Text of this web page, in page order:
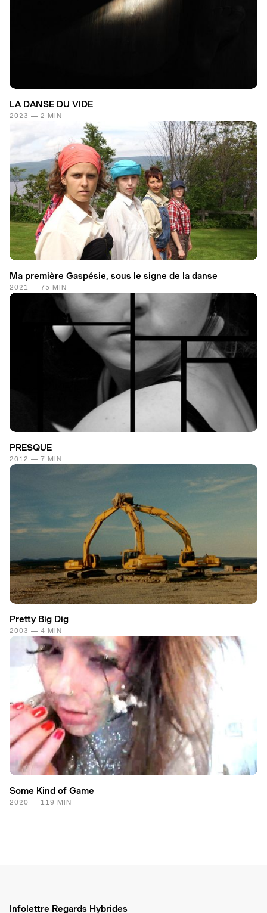
LA DANSE DU VIDE
2023 — 2 MIN
Ma première Gaspésie, sous le signe de la danse
2021 — 75 MIN
PRESQUE
2012 — 7 MIN
Pretty Big Dig
2003 — 4 MIN
Some Kind of Game
2020 — 119 MIN
Infolettre Regards Hybrides